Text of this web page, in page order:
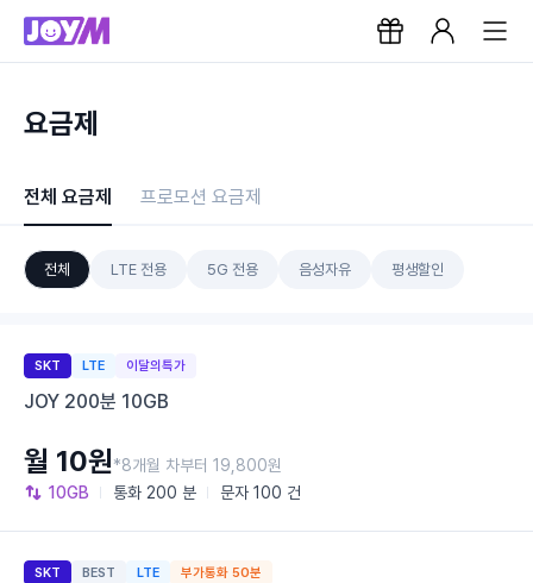
요금제
전체 요금제 프로모션 요금제
전체 LTE 전용 5G 전용 음성자유 평생할인
SKT LTE 이달의특가
JOY 200분 10GB
10GB 통화 200 분 문자 100 건
월 10원*8개월 차부터 19,800원
SKT BEST LTE 부가통화 50분